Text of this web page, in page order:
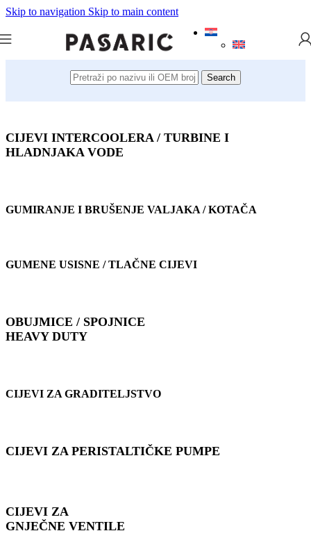
Skip to navigation Skip to main content
Search
CIJEVI INTERCOOLERA / TURBINE I
HLADNJAKA VODE
GUMIRANJE I BRUŠENJE VALJAKA / KOTAČA
GUMENE USISNE / TLAČNE CIJEVI
OBUJMICE / SPOJNICE
HEAVY DUTY
CIJEVI ZA GRADITELJSTVO
CIJEVI ZA PERISTALTIČKE PUMPE
CIJEVI ZA
GNJEČNE VENTILE